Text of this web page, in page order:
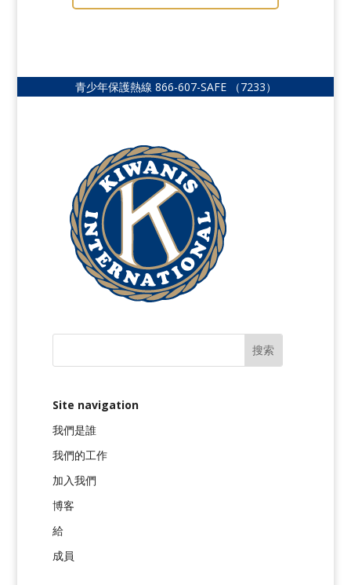
青少年保護熱線 866-607-SAFE （7233）
Site navigation
我們是誰
我們的工作
加入我們
博客
給
成員